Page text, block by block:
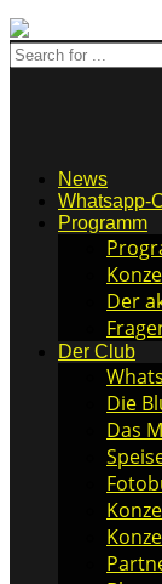
News
Whatsapp-
Programm
Der
Der Club
Die
Das